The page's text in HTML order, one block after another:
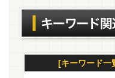
[キーワード一